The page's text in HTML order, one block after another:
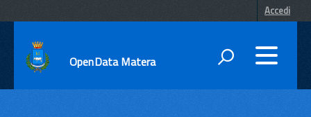
Accedi
OpenData Matera